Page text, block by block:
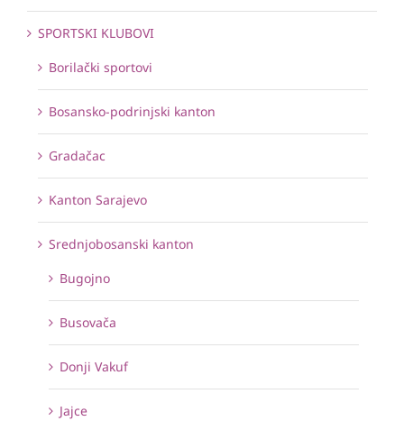
SPORTSKI KLUBOVI
Borilački sportovi
Bosansko-podrinjski kanton
Gradačac
Kanton Sarajevo
Srednjobosanski kanton
Bugojno
Busovača
Donji Vakuf
Jajce